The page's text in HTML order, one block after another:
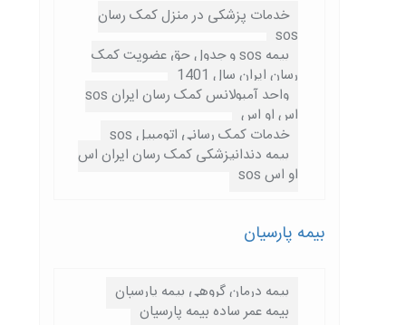
خدمات پزشکی در منزل کمک رسان
sos
بیمه sos و جدول حق عضویت کمک
رسان ایران سال 1401
واحد آمبولانس کمک رسان ایران sos
اس او اس
خدمات کمک رسانی اتومبیل sos
بیمه دندانپزشکی کمک رسان ایران اس
او اس sos
بیمه پارسيان
بیمه درمان گروهی بیمه پارسیان
بیمه عمر ساده بیمه پارسیان